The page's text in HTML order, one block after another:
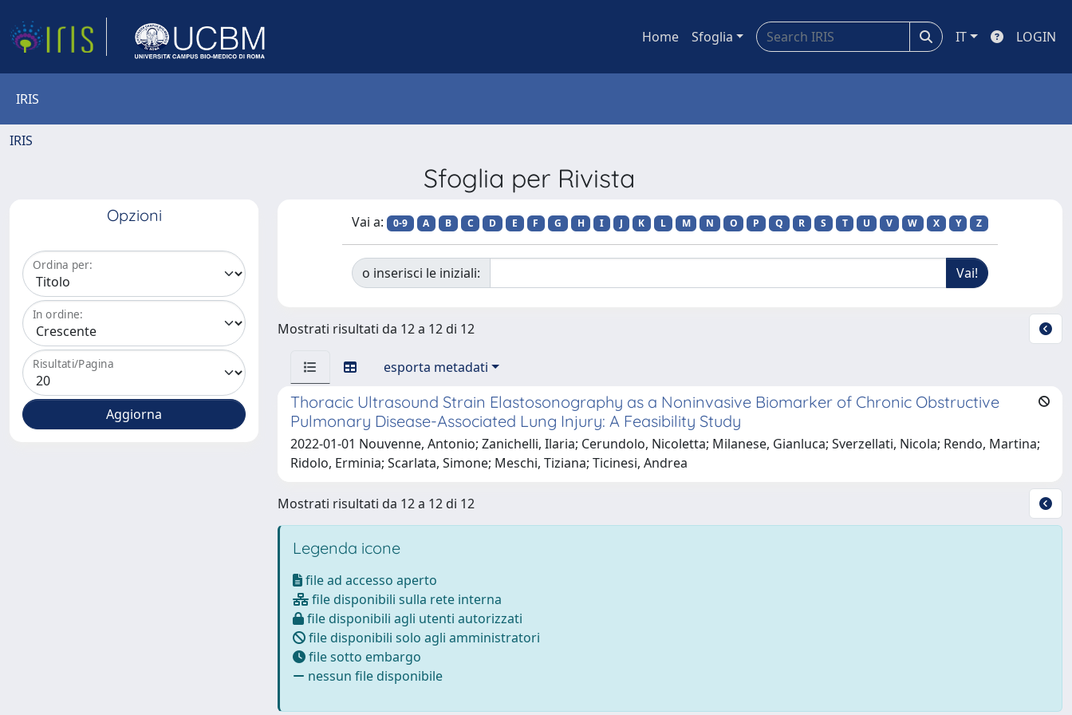
Home Sfoglia IT LOGIN
IRIS
IRIS
Sfoglia per Rivista
Opzioni
Ordina per:
In ordine:
Risultati/Pagina
Vai a: 0-9 A B C D E F G H I J K L M N O P Q R S T U V W X Y Z
o inserisci le iniziali:
Mostrati risultati da 12 a 12 di 12
esporta metadati
Thoracic Ultrasound Strain Elastosonography as a Noninvasive Biomarker of Chronic Obstructive
Pulmonary Disease-Associated Lung Injury: A Feasibility Study
2022-01-01 Nouvenne, Antonio; Zanichelli, Ilaria; Cerundolo, Nicoletta; Milanese, Gianluca; Sverzellati, Nicola; Rendo, Martina;
Ridolo, Erminia; Scarlata, Simone; Meschi, Tiziana; Ticinesi, Andrea
Mostrati risultati da 12 a 12 di 12
Legenda icone
file ad accesso aperto
file disponibili sulla rete interna
file disponibili agli utenti autorizzati
file disponibili solo agli amministratori
file sotto embargo
nessun file disponibile